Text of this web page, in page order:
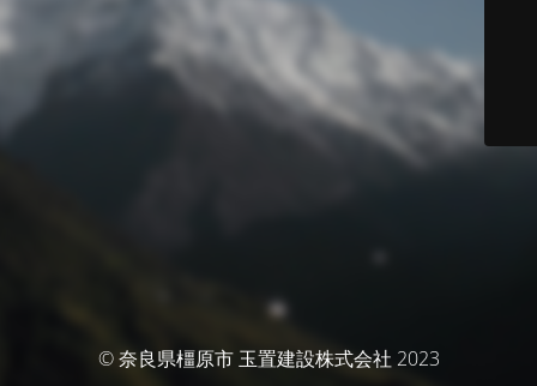
© 奈良県橿原市 玉置建設株式会社 2023